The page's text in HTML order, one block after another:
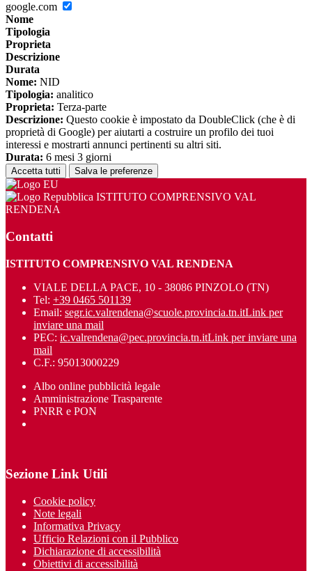
google.com
Nome
Tipologia
Proprieta
Descrizione
Durata
Nome: NID
Tipologia: analitico
Proprieta: Terza-parte
Descrizione: Questo cookie è impostato da DoubleClick (che è di
proprietà di Google) per aiutarti a costruire un profilo dei tuoi
interessi e mostrarti annunci pertinenti su altri siti.
Durata: 6 mesi 3 giorni
Accetta tutti Salva le preferenze
ISTITUTO COMPRENSIVO VAL
RENDENA
Contatti
ISTITUTO COMPRENSIVO VAL RENDENA
VIALE DELLA PACE, 10 - 38086 PINZOLO (TN)
Tel: +39 0465 501139
Email: segr.ic.valrendena@scuole.provincia.tn.itLink per
inviare una mail
PEC: ic.valrendena@pec.provincia.tn.itLink per inviare una
mail
C.F.: 95013000229
Albo online pubblicità legale
Amministrazione Trasparente
PNRR e PON
Sezione Link Utili
Cookie policy
Note legali
Informativa Privacy
Ufficio Relazioni con il Pubblico
Dichiarazione di accessibilità
Obiettivi di accessibilità